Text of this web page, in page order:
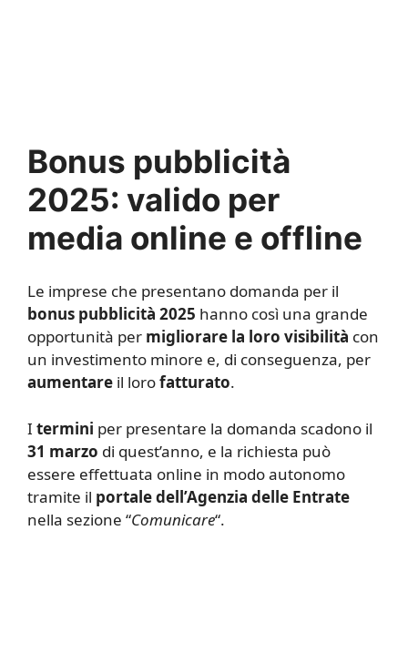
Bonus pubblicità
2025: valido per
media online e offline
Le imprese che presentano domanda per il
bonus pubblicità 2025 hanno così una grande
opportunità per migliorare la loro visibilità con
un investimento minore e, di conseguenza, per
aumentare il lorofatturato.
I termini per presentare la domanda scadono il
31 marzo di quest’anno, e la richiesta può
essere effettuata online in modo autonomo
tramite il portale dell’Agenzia delle Entrate
nella sezione “Comunicare“.